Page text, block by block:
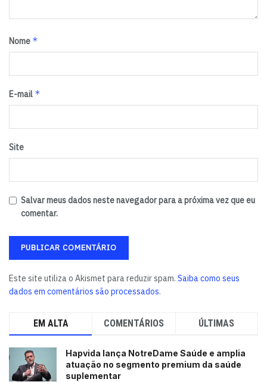
Nome *
E-mail *
Site
Salvar meus dados neste navegador para a próxima vez que eu
comentar.
Este site utiliza o Akismet para reduzir spam. Saiba como seus
dados em comentários são processados.
EM ALTA COMENTÁRIOS ÚLTIMAS
Hapvida lança NotreDame Saúde e amplia
atuação no segmento premium da saúde
suplementar